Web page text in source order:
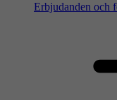
Erbjudanden och